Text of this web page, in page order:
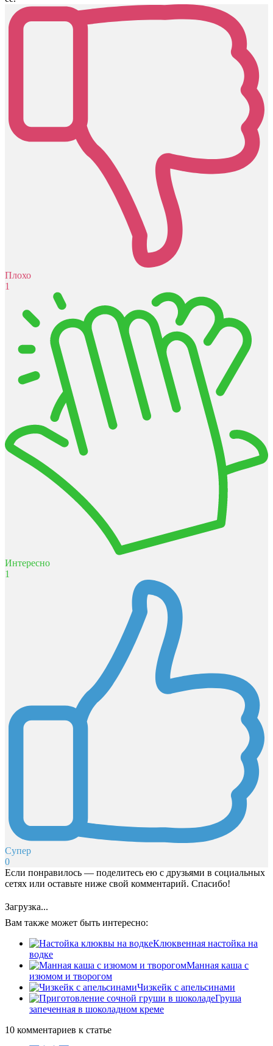
Плохо
1
Интересно
1
Супер
0
Если понравилось — поделитесь ею с друзьями в социальных
сетях или оставьте ниже свой комментарий. Спасибо!
Загрузка...
Вам также может быть интересно:
Клюквенная настойка на
водке
Манная каша с
изюмом и творогом
Чизкейк с апельсинами
Груша
запеченная в шоколадном креме
10 комментариев к статье